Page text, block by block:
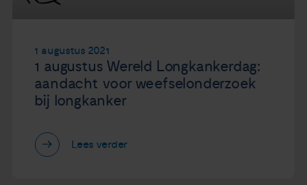
1 augustus 2021
1 augustus Wereld Longkankerdag:
aandacht voor weefselonderzoek
bij longkanker
Lees verder